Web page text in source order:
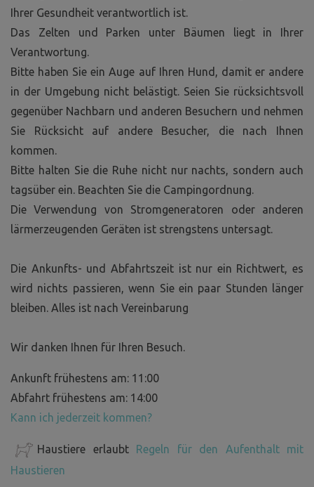
Ihrer Gesundheit verantwortlich ist.
Das Zelten und Parken unter Bäumen liegt in Ihrer
Verantwortung.
Bitte haben Sie ein Auge auf Ihren Hund, damit er andere
in der Umgebung nicht belästigt. Seien Sie rücksichtsvoll
gegenüber Nachbarn und anderen Besuchern und nehmen
Sie Rücksicht auf andere Besucher, die nach Ihnen
kommen.
Bitte halten Sie die Ruhe nicht nur nachts, sondern auch
tagsüber ein. Beachten Sie die Campingordnung.
Die Verwendung von Stromgeneratoren oder anderen
lärmerzeugenden Geräten ist strengstens untersagt.
Die Ankunfts- und Abfahrtszeit ist nur ein Richtwert, es
wird nichts passieren, wenn Sie ein paar Stunden länger
bleiben. Alles ist nach Vereinbarung
Wir danken Ihnen für Ihren Besuch.
Ankunft frühestens am: 11:00
Abfahrt frühestens am: 14:00
Kann ich jederzeit kommen?
Haustiere erlaubt Regeln für den Aufenthalt mit
Haustieren